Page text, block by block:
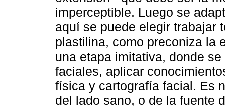
imperceptible. Luego se
aquí se puede elegir trabajar
plastilina, como preconiza la
una etapa imitativa, donde
faciales, aplicar
física y cartografía facial. Es
del lado sano, o de la fuente